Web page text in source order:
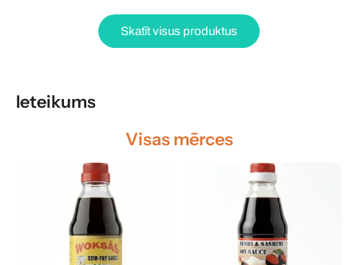
Skatīt visus produktus
Ieteikums
Visas mērces